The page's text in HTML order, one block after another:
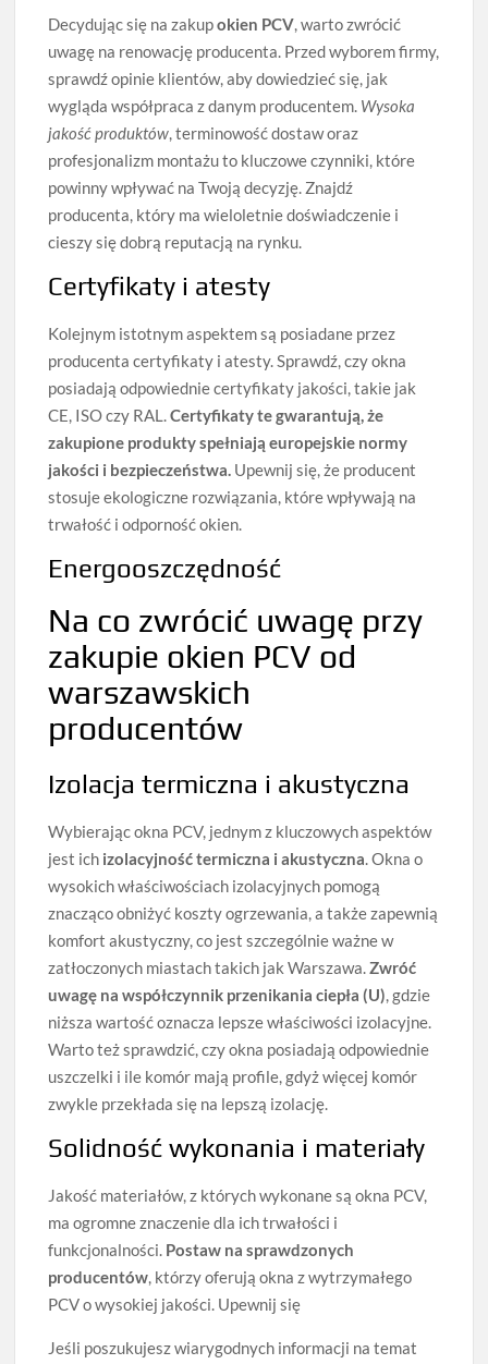
Decydując się na zakupokien PCV, warto zwrócić
uwagę na renowację producenta. Przed wyborem firmy,
sprawdź opinie klientów, aby dowiedzieć się, jak
wygląda współpraca z danym producentem. Wysoka
jakość produktów, terminowość dostaw oraz
profesjonalizm montażu to kluczowe czynniki, które
powinny wpływać na Twoją decyzję. Znajdź
producenta, który ma wieloletnie doświadczenie i
cieszy się dobrą reputacją na rynku.
Certyfikaty i atesty
Kolejnym istotnym aspektem są posiadane przez
producenta certyfikaty i atesty. Sprawdź, czy okna
posiadają odpowiednie certyfikaty jakości, takie jak
CE, ISO czy RAL.Certyfikaty te gwarantują, że
zakupione produkty spełniają europejskie normy
jakości i bezpieczeństwa. Upewnij się, że producent
stosuje ekologiczne rozwiązania, które wpływają na
trwałość i odporność okien.
Energooszczędność
Na co zwrócić uwagę przy
zakupie okien PCV od
warszawskich
producentów
Izolacja termiczna i akustyczna
Wybierając okna PCV, jednym z kluczowych aspektów
jest ich izolacyjność termiczna i akustyczna. Okna o
wysokich właściwościach izolacyjnych pomogą
znacząco obniżyć koszty ogrzewania, a także zapewnią
komfort akustyczny, co jest szczególnie ważne w
zatłoczonych miastach takich jak Warszawa.Zwróć
uwagę na współczynnik przenikania ciepła (U), gdzie
niższa wartość oznacza lepsze właściwości izolacyjne.
Warto też sprawdzić, czy okna posiadają odpowiednie
uszczelki i ile komór mają profile, gdyż więcej komór
zwykle przekłada się na lepszą izolację.
Solidność wykonania i materiały
Jakość materiałów, z których wykonane są okna PCV,
ma ogromne znaczenie dla ich trwałości i
funkcjonalności. Postaw na sprawdzonych
producentów, którzy oferują okna z wytrzymałego
PCV o wysokiej jakości. Upewnij się
Jeśli poszukujesz wiarygodnych informacji na temat